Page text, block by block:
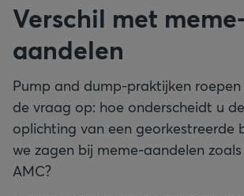
Verschil met
aandelen
Pump and dump-praktijken
de vraag op: hoe onderscheidt u
oplichting van een georkestreerde
we zagen bij meme-aandelen
AMC?